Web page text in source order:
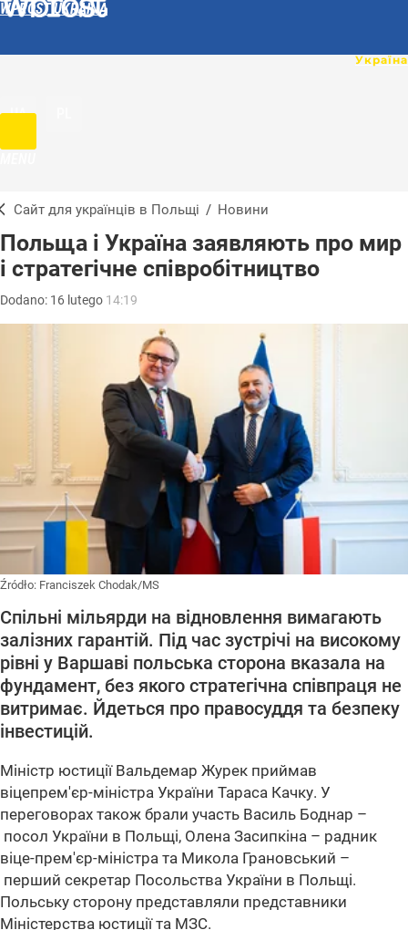
WPROST UKRAINA
UA
Сайт для українців в Польщі / Новини
Польща і Україна заявляють про мир
і стратегічне співробітництво
Dodano: 16 lutego 14:19
Źródło: Franciszek Chodak/MS
Спільні мільярди на відновлення вимагають
залізних гарантій. Під час зустрічі на високому
рівні у Варшаві польська сторона вказала на
фундамент, без якого стратегічна співпраця не
витримає. Йдеться про правосуддя та безпеку
інвестицій.
Міністр юстиції Вальдемар Журек приймав
віцепрем'єр-міністра України Тараса Качку. У
переговорах також брали участь Василь Боднар –
посол України в Польщі, Олена Засипкіна – радник
віце-прем'єр-міністра та Микола Грановський –
перший секретар Посольства України в Польщі.
Польську сторону представляли представники
Міністерства юстиції та МЗС.